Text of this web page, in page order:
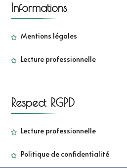
Informations
Mentions légales
Lecture professionnelle
Respect RGPD
Lecture professionnelle
Politique de confidentialité